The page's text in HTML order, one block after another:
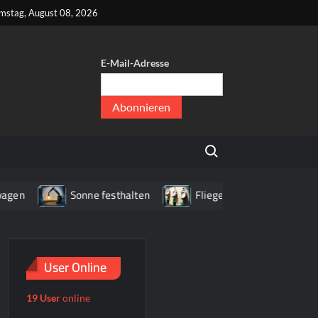
August 08, 2026
E-Mail-Adresse
Search for:
Sonne festhalten Fliegenpilz WC
User Online
19 Useronline